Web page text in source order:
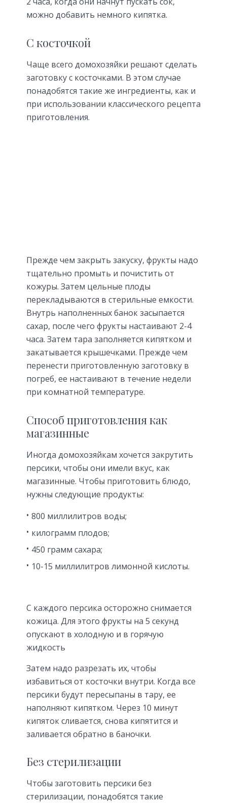
можно добавить немного кипятка.
С косточкой
Чаще всего домохозяйки решают сделать
заготовку с косточками. В этом случае
понадобятся такие же ингредиенты, как и
при использовании классического рецепта
приготовления.
Прежде чем закрыть закуску, фрукты надо
тщательно промыть и почистить от
кожуры. Затем цельные плоды
перекладываются в стерильные емкости.
Внутрь наполненных банок засыпается
сахар, после чего фрукты настаивают 2-4
часа. Затем тара заполняется кипятком и
закатывается крышечками. Прежде чем
перенести приготовленную заготовку в
погреб, ее настаивают в течение недели
при комнатной температуре.
Способ приготовления как
магазинные
Иногда домохозяйкам хочется закрутить
персики, чтобы они имели вкус, как
магазинные. Чтобы приготовить блюдо,
нужны следующие продукты:
800 миллилитров воды;
килограмм плодов;
450 грамм сахара;
10-15 миллилитров лимонной кислоты.
С каждого персика осторожно снимается
кожица. Для этого фрукты на 5 секунд
опускают в холодную и в горячую
жидкость
Затем надо разрезать их, чтобы
избавиться от косточки внутри. Когда все
персики будут пересыпаны в тару, ее
наполняют кипятком. Через 10 минут
кипяток сливается, снова кипятится и
заливается обратно в баночки.
Без стерилизации
Чтобы заготовить персики без
стерилизации, понадобятся такие